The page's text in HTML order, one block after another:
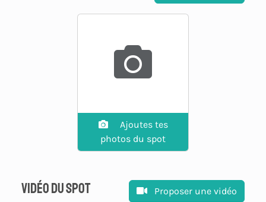
Ajoutes tes
photos du spot
Vidéo du spot Proposer une vidéo